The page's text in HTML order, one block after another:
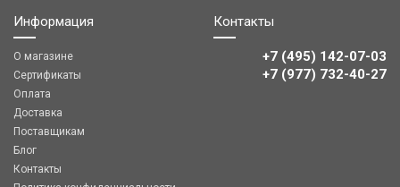
Информация
О магазине
Сертификаты
Оплата
Доставка
Поставщикам
Блог
Контакты
Контакты
+7 (495) 142-07-03
‎‎+7 (977) 732-40-27